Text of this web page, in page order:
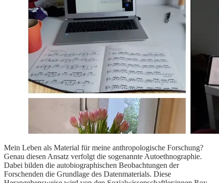
Mein Leben als Material für meine anthropologische Forschung?
Genau diesen Ansatz verfolgt die sogenannte Autoethnographie.
Dabei bilden die autobiographischen Beobachtungen der
Forschenden die Grundlage des Datenmaterials. Diese